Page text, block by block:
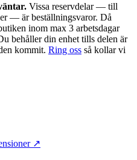
Vissa reservdelar — till
— är beställningsvaror. Då
inom max 3 arbetsdagar
behåller din enhet tills delen är
kommit. Ring oss så kollar vi
↗